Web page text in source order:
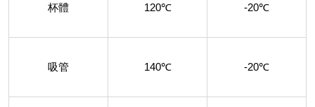
杯體 120℃ -20℃
吸管 140℃ -20℃